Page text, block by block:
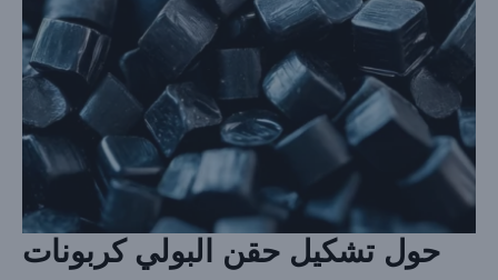
حول تشكيل حقن البولي كربونات